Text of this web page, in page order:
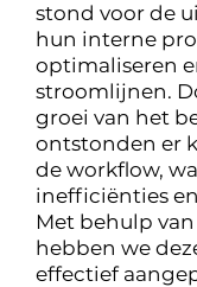
stond voor de
hun interne
optimaliseren
stroomlijnen.
groei van het
ontstonden er
de workflow,
inefficiënties
Met behulp
hebben we
effectief